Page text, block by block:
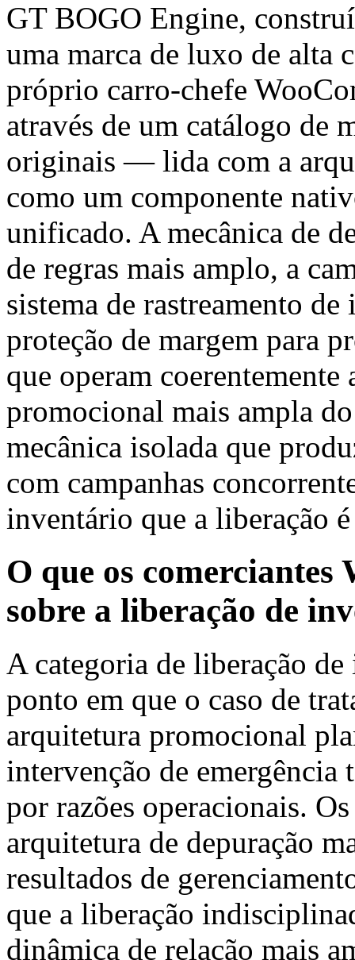
GT BOGO Engine,
uma marca de luxo de alta
próprio carro-chefe
através de um catálogo de
originais — lida com a
como um componente
unificado. A mecânica de
de regras mais amplo, a
sistema de rastreamento
proteção de margem para
que operam
promocional mais ampla
mecânica isolada que
com campanhas
inventário que a liberação
O que os comerciantes
sobre a liberação de
A categoria de liberação
ponto em que o caso de
arquitetura promocional
intervenção de
por razões operacionais.
arquitetura de depuração
resultados de
que a liberação
dinâmica de relação mais